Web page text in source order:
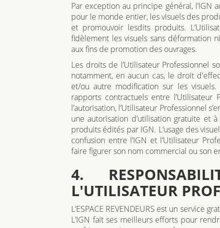
Par exception au principe général, l’IGN
pour le monde entier, les visuels des
et promouvoir lesdits produits.
fidèlement les visuels sans déformation
aux fins de promotion des ouvrages.
Les droits de l’Utilisateur Professionnel
notamment, en aucun cas, le droit
et/ou autre modification sur les
rapports contractuels entre l’Utilisateur
l’autorisation, l’Utilisateur Professionnel
une autorisation d’utilisation gratuite et
produits édités par IGN. L’usage des
confusion entre l’IGN et l’Utilisateur
faire figurer son nom commercial ou son
4.
L'UTILISATEUR
L’ESPACE REVENDEURS est un service
L’IGN fait ses meilleurs efforts pour